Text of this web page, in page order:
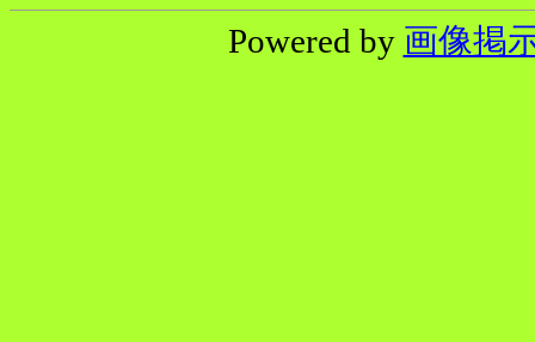
Powered by 画像掲